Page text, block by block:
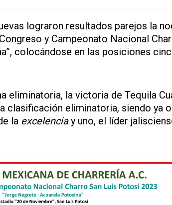
lograron resultados parejos la
y Campeonato Nacional
colocándose en las posiciones
eliminatoria, la victoria de Tequila
clasificación eliminatoria, siendo ya
la excelenciay uno, el líder